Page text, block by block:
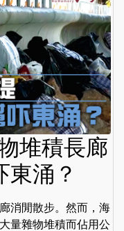
堆積長廊
東涌？
消閒散步。然而，海
量雜物堆積而佔用公